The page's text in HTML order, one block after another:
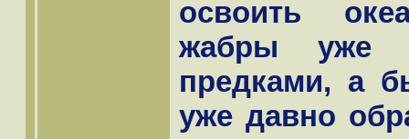
освоить
жабры уже
предками, а
уже давно